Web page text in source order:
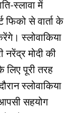
स्लावा में
फिको से वार्ता के
स्लोवाकिया
नरेंद्र मोदी की
लिए पूरी तरह
स्लोवाकिया
आपसी सहयोग